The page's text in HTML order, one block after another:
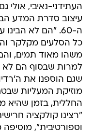
העתידני-נאיבי,
עיצוב סדרת המדע
ה-60. "הם לא
כל הסלעים מקלקר
משהו מאוד תמים,
למרות שבסוף הם לא
שגם הוספנו את
מוזיקת המעליות
החללית, בזמן שהיא
"רצינו קולקציה
וספורטיבית",